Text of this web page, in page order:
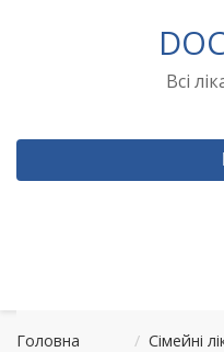
Всі
Головна / Сімейні